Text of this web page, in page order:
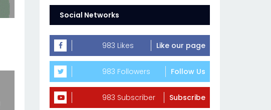
Social Networks
983 Likes Like our page
983 Followers Follow Us
983 Subscriber Subscribe